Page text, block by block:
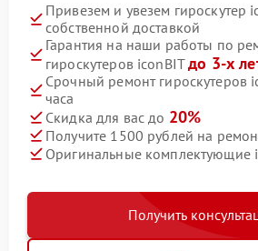
Привезем и увезем гироскутер
собственной доставкой
Гарантия на наши работы по
гироскутеров iconBITдо 3-х
Срочный ремонт гироскутеров
часа
Скидка для вас до 20%
Получите 1500 рублей на
Оригинальные комплектующие
Получить